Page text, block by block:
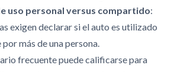
uso personal versus compartido:
exigen declarar si el auto es utilizado
más de una persona.
frecuente puede calificarse para